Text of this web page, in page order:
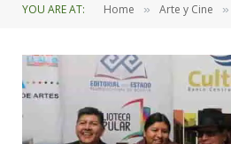
YOU ARE AT: Home » Arte y Cine »